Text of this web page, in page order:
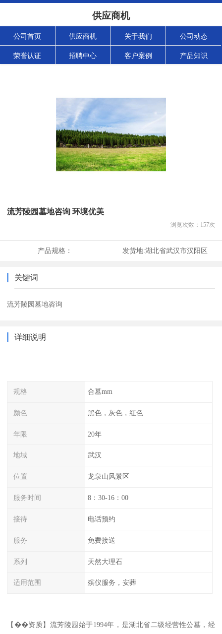
供应商机
公司首页 供应商机 关于我们 公司动态
荣誉认证 招聘中心 客户案例 产品知识
流芳陵园墓地咨询 环境优美
浏览次数： 157次
产品规格： 发货地:湖北省武汉市汉阳区
关键词
流芳陵园墓地咨询
详细说明
规格 合墓mm
颜色 黑色，灰色，红色
年限 20年
地域 武汉
位置 龙泉山风景区
服务时间 8：30-16：00
接待 电话预约
服务 免费接送
系列 天然大理石
适用范围 殡仪服务，安葬
【��资质】流芳陵园始于1994年，是湖北省二级经营性公墓，经